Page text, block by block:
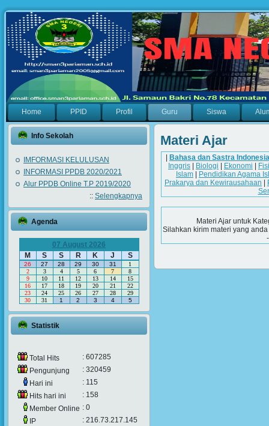
Home PPID Profil Guru Siswa
Info Sekolah
IMFORMASI KELULUSAN
INFORMASI PPDB 2020/2021
Alur PPDB Online T.P 2019/2020
:: Selengkapnya
Agenda
07 August 2026
M
S S R K J S
26 27 28 29 30 31
1
2
3 4 5 6 7
8
9
10 11 12 13 14
15
16
17 18 19 20 21
22
23
24 25 26 27 28
29
30
31 1 2 3 4 5
Statistik
Total Hits
: 607285
Pengunjung
: 320459
Hari ini
: 115
Hits hari ini
: 158
Member Online : 0
IP
: 216.73.217.145
Materi Ajar
| Bahasa dan Sastra Indonesia
Inggris | Biologi | Ekonomi |
Islam | Pendidikan Agama
Prakarya dan Kewirausahaan |
Materi Ajar untuk
Silahkan kirim materi yang